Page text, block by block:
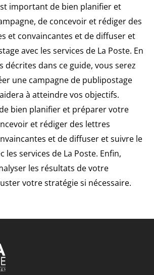
important de bien planifier et
de concevoir et rédiger des
et convaincantes et de diffuser et
avec les services de La Poste. En
décrites dans ce guide, vous serez
une campagne de publipostage
à atteindre vos objectifs.
bien planifier et préparer votre
et rédiger des lettres
et de diffuser et suivre le
les services de La Poste. Enfin,
les résultats de votre
votre stratégie si nécessaire.